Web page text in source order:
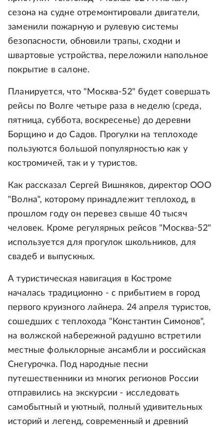
сезона на судне отремонтировали двигатели,
заменили пожарную и рулевую системы
безопасности, обновили трапы, сходни и
швартовые устройства, переложили напольное
покрытие в салоне.
Планируется, что "Москва-52" будет совершать
рейсы по Волге четыре раза в неделю (среда,
пятница, суббота, воскресенье) до деревни
Борщино и до Садов. Прогулки на теплоходе
пользуются большой популярностью как у
костромичей, так и у туристов.
Как рассказал Сергей Вишняков, директор ООО
"Волна", которому принадлежит теплоход, в
прошлом году он перевез свыше 40 тысяч
человек. Кроме регулярных рейсов "Москва-52"
используется для прогулок школьников, для
свадеб и выпускных.
А туристическая навигация в Костроме
началась традиционно - с прибытием в город
первого круизного лайнера. 24 апреля туристов,
сошедших с теплохода "Константин Симонов",
на волжской набережной радушно встретили
местные фольклорные ансамбли и российская
Снегурочка. Под народные песни
путешественники из многих регионов России
отправились на экскурсии - исследовать
самобытный и уютный, полный удивительных
историй и легенд, современный и древний